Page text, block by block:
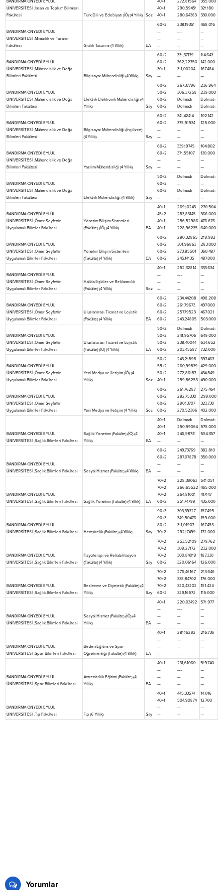
BANDIRMA ONYEDİ EYLÜL
ÜNİVERSİTESİ ;İnsan ve Toplum Bilimleri
Fakültesi
Türk Dili ve Edebiyatı (İÖ) (4 Yıllık) Söz
40+1
40+1
40+1
272,81564
290,59451
280,64363
355.000
321.180
330.000
BANDIRMA ONYEDİ EYLÜL
ÜNİVERSİTESİ ;Mimarlık ve Tasarım
Fakültesi
Grafik Tasarımı (4 Yıllık) EA
60+2
—
—
—
238,19351
—-
—
—
468.016
—
—
—
BANDIRMA ONYEDİ EYLÜL
ÜNİVERSİTESİ ;Mühendislik ve Doğa
Bilimleri Fakültesi
Bilgisayar Mühendisliği (4 Yıllık) Say
60+2
60+2
30+1
—
331,37179
362,22750
311,00204
—
114.643
142.000
167.484
—
BANDIRMA ONYEDİ EYLÜL
ÜNİVERSİTESİ ;Mühendislik ve Doğa
Bilimleri Fakültesi
Elektrik-Elektronik Mühendisliği (4
Yıllık)
Say
60+2
50+2
60+2
60+2
267,37796
306,37258
Dolmadı
Dolmadı
236.964
239.000
Dolmadı
Dolmadı
BANDIRMA ONYEDİ EYLÜL
ÜNİVERSİTESİ ;Mühendislik ve Doğa
Bilimleri Fakültesi
Bilgisayar Mühendisliği (İngilizce)
(4 Yıllık)
Say
60+2
60+2
—
—
341,42414
375,91934
—
—
102.142
125.000
—
—
BANDIRMA ONYEDİ EYLÜL
ÜNİVERSİTESİ ;Mühendislik ve Doğa
Bilimleri Fakültesi
Yazılım Mühendisliği (4 Yıllık) Say
60+2
60+2
—
—
339,19745
371,55107
—
—
104.802
130.000
—
—
BANDIRMA ONYEDİ EYLÜL
ÜNİVERSİTESİ ;Mühendislik ve Doğa
Bilimleri Fakültesi
Elektrik Mühendisliği (4 Yıllık) Say
50+2
60+2
60+2
—
Dolmadı
—
Dolmadı
—
Dolmadı
—
Dolmadı
—
BANDIRMA ONYEDİ EYLÜL
ÜNİVERSİTESİ ;Ömer Seyfettin
Uygulamalı Bilimler Fakültesi
Yönetim Bilişim Sistemleri
(Fakülte) (İÖ) (4 Yıllık)
EA
40+1
45+2
40+1
40+1
269,10243
283,83145
256,52986
228,96235
270.504
366.000
476.676
640.000
BANDIRMA ONYEDİ EYLÜL
ÜNİVERSİTESİ ;Ömer Seyfettin
Uygulamalı Bilimler Fakültesi
Yönetim Bilişim Sistemleri
(Fakülte) (4 Yıllık)
EA
60+2
60+2
60+2
60+2
280,32865
301,96863
273,85501
245,14135
219.992
283.000
360.487
487.000
BANDIRMA ONYEDİ EYLÜL
ÜNİVERSİTESİ ;Ömer Seyfettin
Uygulamalı Bilimler Fakültesi
Halkla İlişkiler ve Reklamcılık
(Fakülte) (4 Yıllık)
Söz
40+1
—
—
—
252,32814
—-
—
—
333.634
—
—
—
BANDIRMA ONYEDİ EYLÜL
ÜNİVERSİTESİ ;Ömer Seyfettin
Uygulamalı Bilimler Fakültesi
Uluslararası Ticaret ve Lojistik
(Fakülte) (4 Yıllık)
EA
60+2
60+2
60+2
60+2
234,44208
261,79673
257,79523
243,24805
498.208
497.000
467.021
503.000
BANDIRMA ONYEDİ EYLÜL
ÜNİVERSİTESİ ;Ömer Seyfettin
Uygulamalı Bilimler Fakültesi
Uluslararası Ticaret ve Lojistik
(Fakülte) (İÖ) (4 Yıllık)
EA
50+2
50+2
50+2
60+2
Dolmadı
241,95706
238,40044
203,45587
Dolmadı
649.000
634.652
732.000
BANDIRMA ONYEDİ EYLÜL
ÜNİVERSİTESİ ;Ömer Seyfettin
Uygulamalı Bilimler Fakültesi
Yeni Medya ve İletişim (İÖ) (4
Yıllık)
Söz
50+2
55+2
50+2
40+1
243,21898
260,99839
272,86187
259,86253
397.463
429.000
434.849
490.000
BANDIRMA ONYEDİ EYLÜL
ÜNİVERSİTESİ ;Ömer Seyfettin
Uygulamalı Bilimler Fakültesi
Yeni Medya ve İletişim (4 Yıllık) Söz
60+2
60+2
60+2
60+2
261,76287
282,75330
290,13707
270,52306
275.464
299.000
323.730
402.000
BANDIRMA ONYEDİ EYLÜL
ÜNİVERSİTESİ ;Sağlık Bilimleri Fakültesi
Sağlık Yönetimi (Fakülte) (İÖ) (4
Yıllık)
EA
40+1
40+1
40+1
—
Dolmadı
250,99064
246,98731
—
Dolmadı
575.000
554.357
—
BANDIRMA ONYEDİ EYLÜL
ÜNİVERSİTESİ ;Sağlık Bilimleri Fakültesi
Sosyal Hizmet (Fakülte) (4 Yıllık) EA
60+2
60+2
—
—
249,73769
287,07878
—
—
382.810
350.000
—
—
BANDIRMA ONYEDİ EYLÜL
ÜNİVERSİTESİ ;Sağlık Bilimleri Fakültesi
Sağlık Yönetimi (Fakülte) (4 Yıllık) EA
70+2
70+2
70+2
60+2
228,39063
266,65522
264,81001
251,74799
541.051
465.000
417.147
435.000
BANDIRMA ONYEDİ EYLÜL
ÜNİVERSİTESİ ;Sağlık Bilimleri Fakültesi
Hemşirelik (Fakülte) (4 Yıllık) Say
90+3
90+3
80+2
70+2
303,39327
349,50476
311,01907
292,17499
157.495
159.000
167.453
172.000
BANDIRMA ONYEDİ EYLÜL
ÜNİVERSİTESİ ;Sağlık Bilimleri Fakültesi
Fizyoterapi ve Rehabilitasyon
(Fakülte) (4 Yıllık)
Say
70+2
70+2
70+2
60+2
253,52109
309,27172
300,84019
320,06164
279.762
232.000
187.330
126.000
BANDIRMA ONYEDİ EYLÜL
ÜNİVERSİTESİ ;Sağlık Bilimleri Fakültesi
Beslenme ve Diyetetik (Fakülte) (4
Yıllık)
Say
70+2
70+2
70+2
60+2
276,46167
338,84702
320,43202
329,16572
213.646
176.000
151.424
115.000
BANDIRMA ONYEDİ EYLÜL
ÜNİVERSİTESİ ;Sağlık Bilimleri Fakültesi
Sosyal Hizmet (Fakülte) (İÖ) (4
Yıllık)
EA
40+1
—
—
—
220,03492
—-
—
—
571.977
—
—
—
BANDIRMA ONYEDİ EYLÜL
ÜNİVERSİTESİ ;Spor Bilimleri Fakültesi
Beden Eğitimi ve Spor
Öğretmenliği (Fakülte) (4 Yıllık)
EA
40+1
—
—
—
281,16292
—-
—
—
216.736
—
—
—
BANDIRMA ONYEDİ EYLÜL
ÜNİVERSİTESİ ;Spor Bilimleri Fakültesi
Antrenörlük Eğitimi (Fakülte) (4
Yıllık)
EA
40+1
—
—
—
231,61060
—-
—
—
519.740
—
—
—
BANDIRMA ONYEDİ EYLÜL
ÜNİVERSİTESİ ;Tıp Fakültesi
Tıp (6 Yıllık) Say
40+1
40+1
—
—
445,33574
504,90874
—
—
14.016
12.700
—
—
Yorumlar